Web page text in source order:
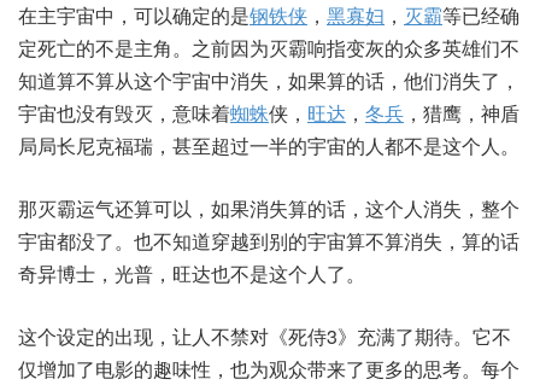
在主宇宙中，可以确定的是钢铁侠 ， 黑寡妇 ， 灭霸等已经确
定死亡的不是主角。之前因为灭霸响指变灰的众多英雄们不
知道算不算从这个宇宙中消失，如果算的话，他们消失了，
宇宙也没有毁灭，意味着蜘蛛侠， 旺达 ， 冬兵 ，猎鹰，神盾
局局长尼克福瑞，甚至超过一半的宇宙的人都不是这个人。
那灭霸运气还算可以，如果消失算的话，这个人消失，整个
宇宙都没了。也不知道穿越到别的宇宙算不算消失，算的话
奇异博士，光普，旺达也不是这个人了。
这个设定的出现，让人不禁对《死侍3》充满了期待。它不
仅增加了电影的趣味性，也为观众带来了更多的思考。每个